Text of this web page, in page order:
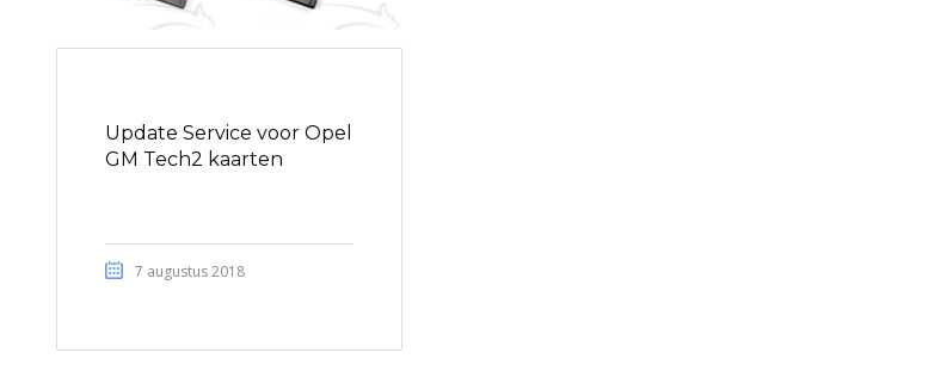
Update Service voor Opel
GM Tech2 kaarten
7 augustus 2018